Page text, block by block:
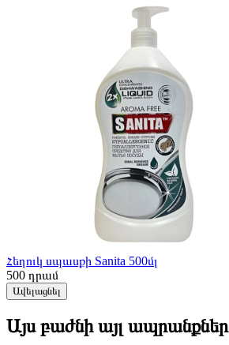
Հեղուկ սպասքի Sanita 500մլ
500 դրամ
Ավելացնել
Այս բաժնի այլ ապրանքներ